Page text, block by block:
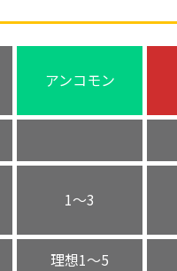
アンコモン
1〜3
理想1〜5